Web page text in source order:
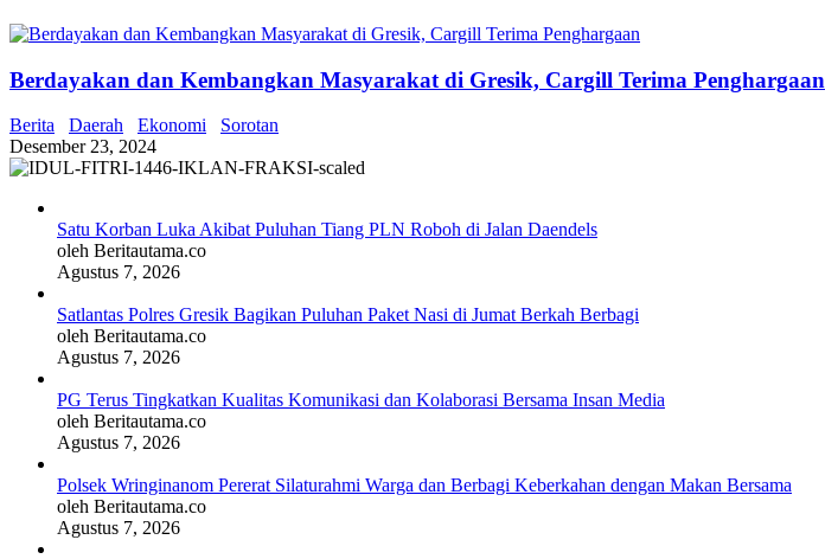
Berdayakan dan Kembangkan Masyarakat di Gresik, Cargill Terima Penghargaan
Berita Daerah Ekonomi
Sorotan
Desember 23, 2024
Satu Korban Luka Akibat Puluhan Tiang PLN Roboh di Jalan Daendels
oleh Beritautama.co
Agustus 7, 2026
Satlantas Polres Gresik Bagikan Puluhan Paket Nasi di Jumat Berkah Berbagi
oleh Beritautama.co
Agustus 7, 2026
PG Terus Tingkatkan Kualitas Komunikasi dan Kolaborasi Bersama Insan Media
oleh Beritautama.co
Agustus 7, 2026
Polsek Wringinanom Pererat Silaturahmi Warga dan Berbagi Keberkahan dengan Makan Bersama
oleh Beritautama.co
Agustus 7, 2026